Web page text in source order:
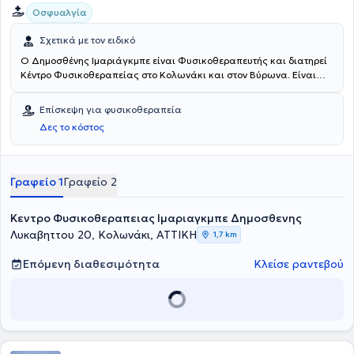
Οσφυαλγία
Σχετικά με τον ειδικό
Ο Δημοσθένης Ιμαριάγκμπε είναι Φυσικοθεραπευτής και διατηρεί
Κέντρο Φυσικοθεραπείας στο Κολωνάκι και στον Βύρωνα. Είναι
και καθηγητής φυσικοθεραπείας του ΙΕΚ ΟΜΗΡΟΣ. Ο ειδικός
εφαρμόζει σύγχρονες μέθοδοι φυσικοθεραπείας για την
αποκατάσταση επίπονων μυοσκελετικών παθήσεων και
τραυματισμών. Με τη χρήση σύγχρονου φυσικοθεραπευτικού
αναπνευστικών, νευρολογικών παθήσεων, αθλητικών κακώσεων,
θεραπευτική μάλαξη, ενδυνάμωση αλλά και συντήρηση.
ανάμεσα στον φυσικοθεραπευτή και τους ασθενείς του.
Επίσκεψη για φυσικοθεραπεία
Δες το κόστος
Γραφείο 1Γραφείο 2
Κεντρο Φυσικοθεραπειας Ιμαριαγκμπε Δημοσθενης
Λυκαβηττου 20, Κολωνάκι, ΑΤΤΙΚΗ
1,7 km
Επόμενη διαθεσιμότητα Κλείσε ραντεβού